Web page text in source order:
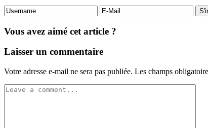
Vous avez aimé cet article ?
Laisser un commentaire
Votre adresse e-mail ne sera pas publiée. Les champs